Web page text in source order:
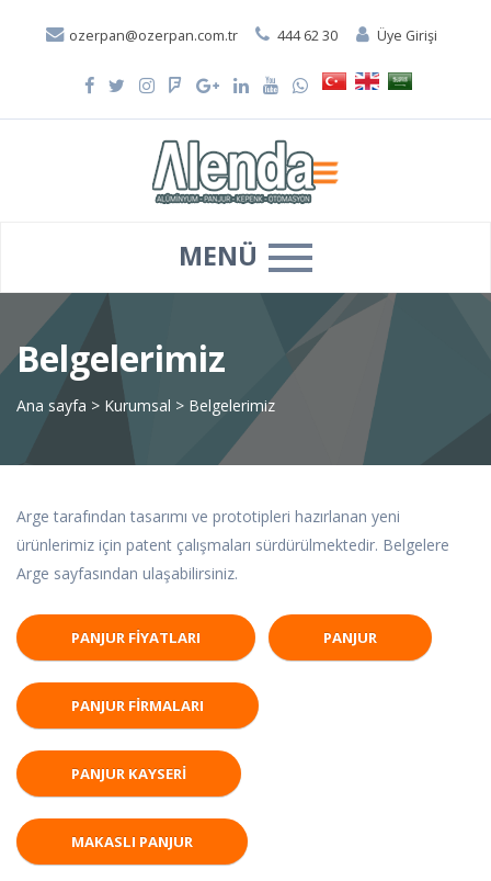
ozerpan@ozerpan.com.tr 444 62 30 Üye Girişi
MENÜ
Belgelerimiz
Ana sayfa > Kurumsal > Belgelerimiz
Arge tarafından tasarımı ve prototipleri hazırlanan yeni
ürünlerimiz için patent çalışmaları sürdürülmektedir. Belgelere
Arge sayfasından ulaşabilirsiniz.
PANJUR FIYATLARI PANJUR
PANJUR FIRMALARI
PANJUR KAYSERI
MAKASLI PANJUR